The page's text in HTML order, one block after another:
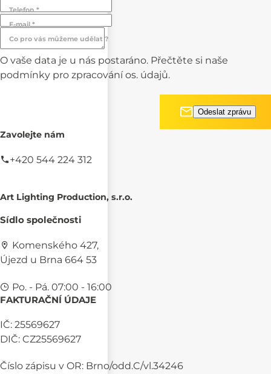
Telefon *
E-mail *
Co pro vás můžeme udělat ?
O vaše data je u nás postaráno. Přečtěte si naše
podmínky pro zpracování os. údajů.
Zavolejte nám
+420 544 224 312
Art Lighting Production, s.r.o.
Sídlo společnosti
Komenského 427,
Újezd u Brna 664 53
Po. - Pá. 07:00 - 16:00
FAKTURAČNÍ ÚDAJE
IČ: 25569627
DIČ: CZ25569627
Číslo zápisu v OR: Brno/odd.C/vl.34246